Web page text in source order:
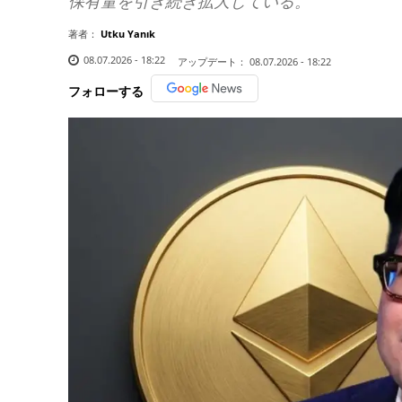
著者： Utku Yanık
08.07.2026 - 18:22
アップデート： 08.07.2026 - 18:22
フォローする